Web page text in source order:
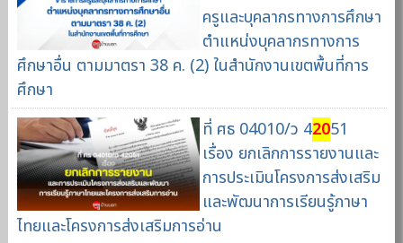
ครูและบุคลากรทางการศึกษา
ตำแหน่งบุคลากรทางการ
ศึกษาอื่น ตามมาตรา 38 ค. (2) ในสำนักงานเขตพื้นที่การ
ศึกษา
ที่ ศธ 04010/ว 42051
เรื่อง ยกเลิกการรายงานและ
การประเมินโครงการส่งเสริม
และพัฒนาการเรียนรู้ภาษา
ไทยและโครงการส่งเสริมการอ่าน